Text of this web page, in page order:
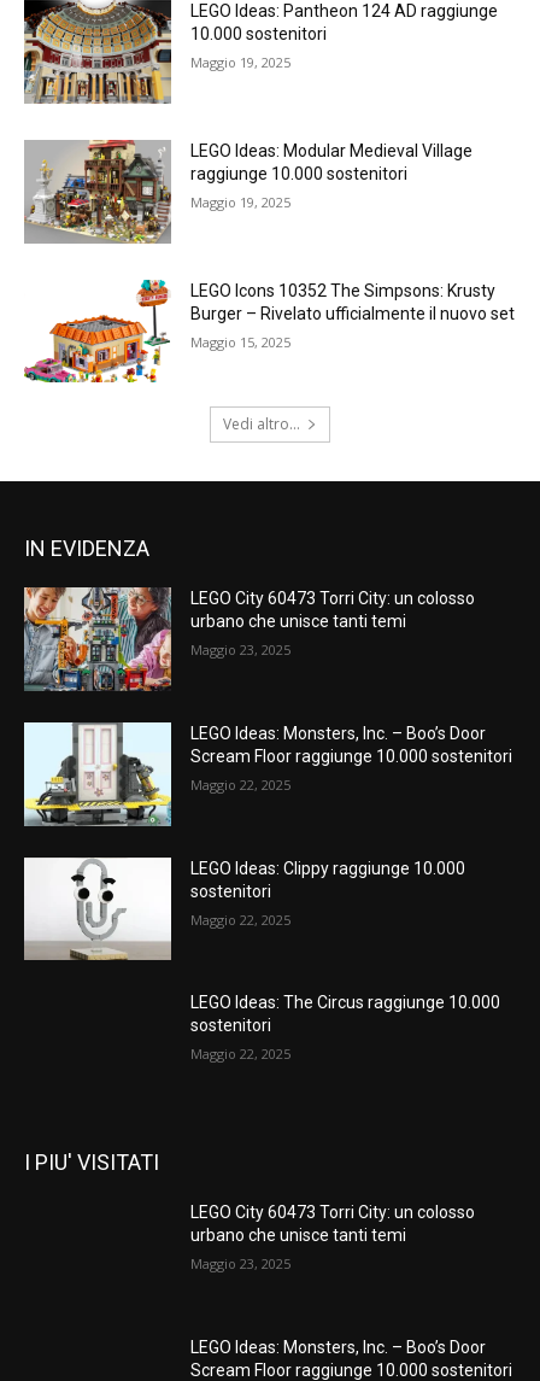
LEGO Ideas: Pantheon 124 AD raggiunge
10.000 sostenitori
Maggio 19, 2025
LEGO Ideas: Modular Medieval Village
raggiunge 10.000 sostenitori
Maggio 19, 2025
LEGO Icons 10352 The Simpsons: Krusty
Burger – Rivelato ufficialmente il nuovo set
Maggio 15, 2025
Vedi altro...
IN EVIDENZA
LEGO City 60473 Torri City: un colosso
urbano che unisce tanti temi
Maggio 23, 2025
LEGO Ideas: Monsters, Inc. – Boo’s Door
Scream Floor raggiunge 10.000 sostenitori
Maggio 22, 2025
LEGO Ideas: Clippy raggiunge 10.000
sostenitori
Maggio 22, 2025
LEGO Ideas: The Circus raggiunge 10.000
sostenitori
Maggio 22, 2025
I PIU' VISITATI
LEGO City 60473 Torri City: un colosso
urbano che unisce tanti temi
Maggio 23, 2025
LEGO Ideas: Monsters, Inc. – Boo’s Door
Scream Floor raggiunge 10.000 sostenitori